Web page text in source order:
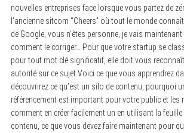
nouvelles entreprises face lorsque vous partez de
l’ancienne sitcom “Cheers” où tout le monde
de Google, vous n’êtes personne, je vais
comment le corriger… Pour que votre startup se
pour tout mot clé significatif, elle doit vous
autorité sur ce sujet.Voici ce que vous apprendrez
découvrirez ce qu’est un silo de contenu, pourquoi
référencement est important pour votre public et les
comment en créer facilement un en utilisant la
contenu, ce que vous devez faire maintenant pour